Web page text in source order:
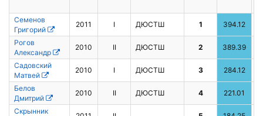
Семенов
Григорий
2011 I ДЮСТШ 1 394.12
Рогов
Александр
2010 II ДЮСТШ 2 389.39
Садовский
Матвей
2010 I ДЮСТШ 3 284.12
Белов
Дмитрий
2010 II ДЮСТШ 4 221.01
Скрынник